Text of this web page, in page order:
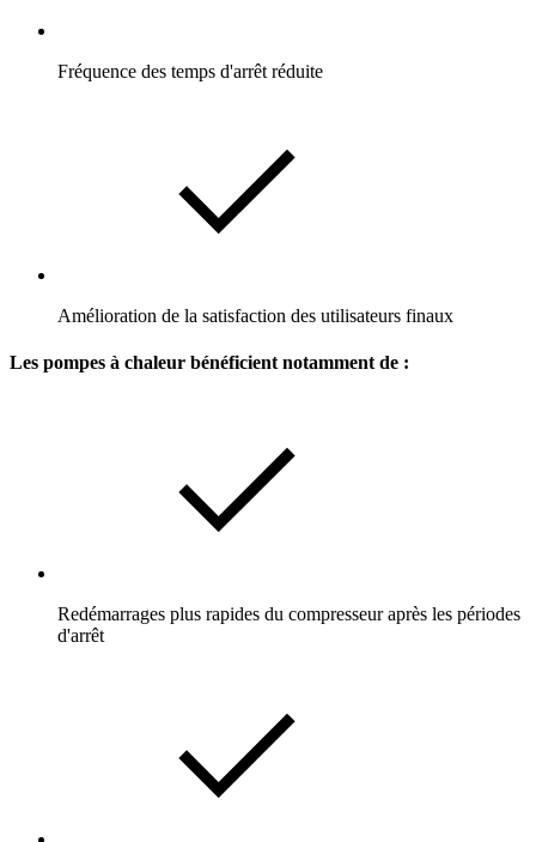
Fréquence des temps d'arrêt réduite
Amélioration de la satisfaction des utilisateurs finaux
Les pompes à chaleur bénéficient notamment de :
Redémarrages plus rapides du compresseur après les périodes
d'arrêt